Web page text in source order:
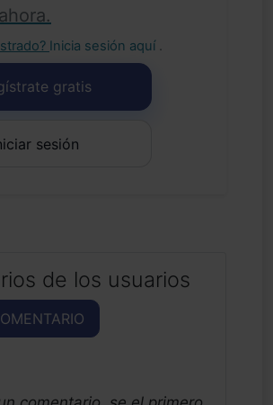
Inicia sesión aquí .
gratis
sesión
de los usuarios